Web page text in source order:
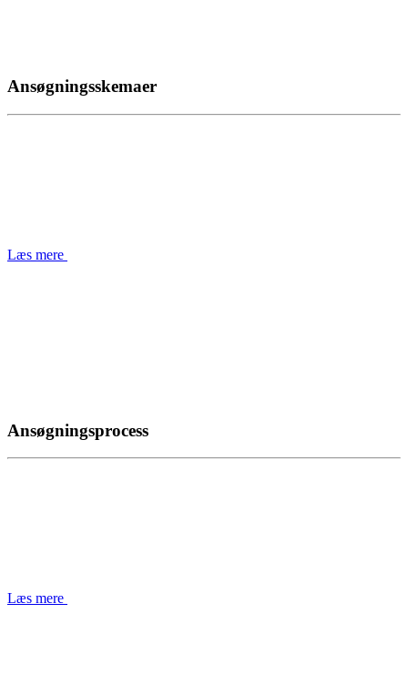
Ansøgningsskemaer
Læs mere
Ansøgningsprocess
Læs mere